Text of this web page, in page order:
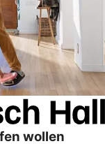
wollen